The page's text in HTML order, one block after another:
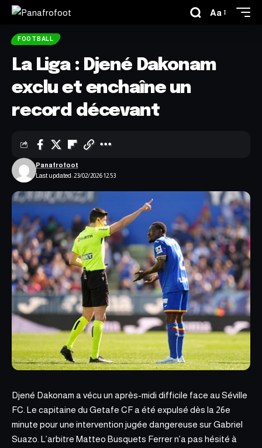
Aa
FOOTBALL
La Liga : Djené Dakonam
exclu et enchaîne un
record décevant
Last updated: 23/02/2026 12:53
Panafrofoot
Djené Dakonam a vécu un après-midi difficile face au Séville
FC. Le capitaine du Getafe CFa été expulsé dès la 26e
minute pour une intervention jugée dangereuse sur Gabriel
Suazo. L’arbitre Matteo Busquets Ferrer n’a pas hésité à